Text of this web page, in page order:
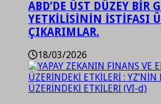
ABD’DE ÜST DÜZEY BİR
YETKİLİSİNİN İSTİFASI
ÇIKARIMLAR.
18/03/2026